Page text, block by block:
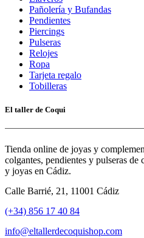
Pañolería y Bufandas
Pendientes
Piercings
Pulseras
Relojes
Ropa
Tarjeta regalo
Tobilleras
El taller de Coqui
Tienda online de joyas y
colgantes, pendientes y pulseras
y joyas en Cádiz.
Calle Barrié, 21, 11001 Cádiz
(+34) 856 17 40 84
info@eltallerdecoquishop.com